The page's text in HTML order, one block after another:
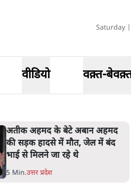
Saturday
वीडियो वक़्त-
झारखंड के आंदोलनकारी छात्रों ने
दबाव बढ़ाया, सीएम हेमंत सोरेन का
इस्तीफा मांगा, 10 को घेरेंगे
विधानसभा
4 Min.झारखंड